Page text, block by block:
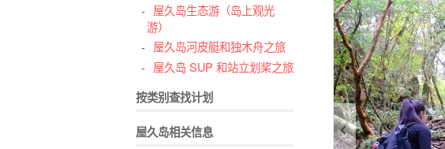
屋久岛生态游（岛上观光
游）
屋久岛河皮艇和独木舟之旅
屋久岛 SUP 和站立划桨之旅
按类别查找计划
屋久岛相关信息